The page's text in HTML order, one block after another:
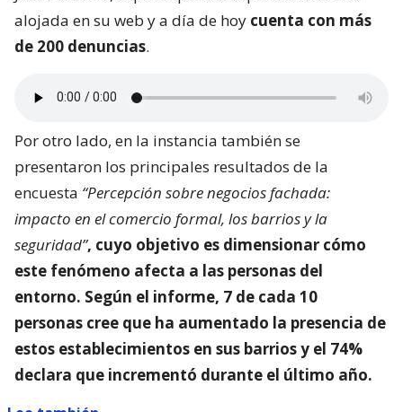
alojada en su web y a día de hoy cuenta con más
de 200 denuncias.
Por otro lado, en la instancia también se
presentaron los principales resultados de la
encuesta “Percepción sobre negocios fachada:
impacto en el comercio formal, los barrios y la
seguridad”, cuyo objetivo es dimensionar cómo
este fenómeno afecta a las personas del
entorno. Según el informe, 7 de cada 10
personas cree que ha aumentado la presencia de
estos establecimientos en sus barrios y el 74%
declara que incrementó durante el último año.